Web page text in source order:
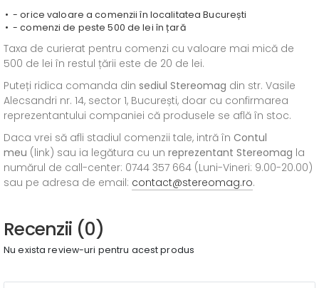
- orice valoare a comenzii în localitatea București
- comenzi de peste 500 de lei în țară
Taxa de curierat pentru comenzi cu valoare mai mică de
500 de lei în restul țării este de 20 de lei.
Puteți ridica comanda din sediul Stereomag din str. Vasile
Alecsandri nr. 14, sector 1, București, doar cu confirmarea
reprezentantului companiei că produsele se află în stoc.
Daca vrei să afli stadiul comenzii tale, intră în Contul
meu (link) sau ia legătura cu un reprezentant Stereomag la
numărul de call-center: 0744 357 664 (Luni-Vineri: 9.00-20.00)
sau pe adresa de email: contact@stereomag.ro.
Recenzii (0)
Nu exista review-uri pentru acest produs